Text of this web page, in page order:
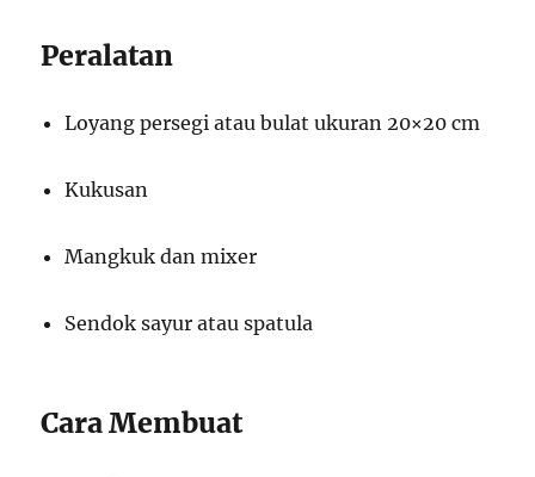
Peralatan
Loyang persegi atau bulat ukuran 20×20 cm
Kukusan
Mangkuk dan mixer
Sendok sayur atau spatula
Cara Membuat